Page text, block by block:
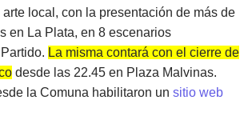
local, con la presentación de más de
en La Plata, en 8 escenarios
La misma contará con el cierre de
desde las 22.45 en Plaza Malvinas.
la Comuna habilitaron un sitio web